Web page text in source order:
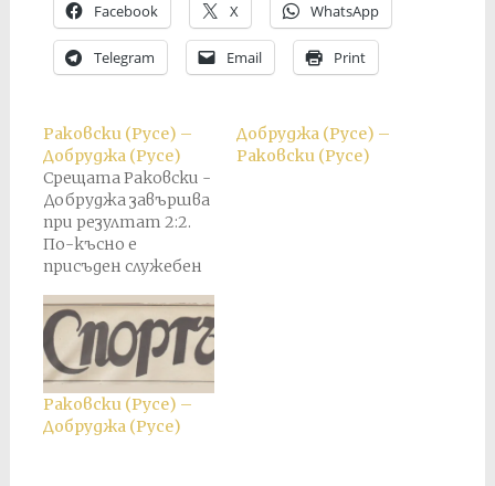
Facebook X WhatsApp
Telegram Email Print
Раковски (Русе) –
Добруджа (Русе)
Срещата Раковски -
Добруджа завършва
при резултат 2:2.
По-късно е
присъден служебен
на Раковски.
Добруджа (Русе) –
Раковски (Русе)
Раковски (Русе) –
Добруджа (Русе)